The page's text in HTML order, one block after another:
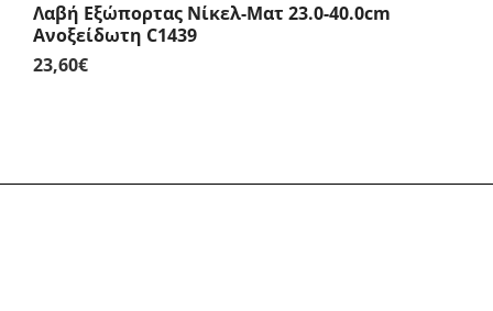
Λαβή Εξώπορτας Νίκελ-Ματ 23.0-40.0cm
Ανοξείδωτη C1439
23,60€